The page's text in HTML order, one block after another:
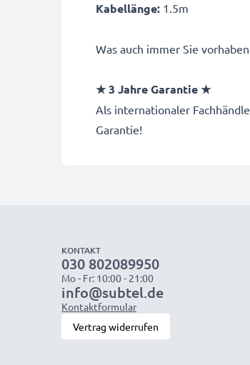
Kabellänge: 1.5m
Was auch immer Sie
★ 3 Jahre Garantie ★
Als internationaler
Garantie!
KONTAKT
030 802089950
Mo - Fr: 10:00 - 21:00
info@subtel.de
Kontaktformular
Vertrag widerrufen